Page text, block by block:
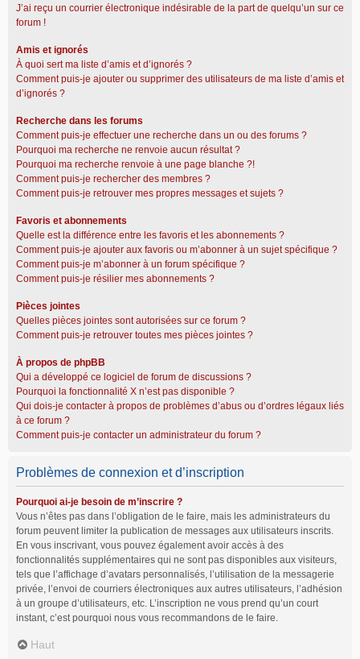
J’ai reçu un courrier électronique indésirable de la part de quelqu’un sur ce
forum !
Amis et ignorés
À quoi sert ma liste d’amis et d’ignorés ?
Comment puis-je ajouter ou supprimer des utilisateurs de ma liste d’amis et
d’ignorés ?
Recherche dans les forums
Comment puis-je effectuer une recherche dans un ou des forums ?
Pourquoi ma recherche ne renvoie aucun résultat ?
Pourquoi ma recherche renvoie à une page blanche ?!
Comment puis-je rechercher des membres ?
Comment puis-je retrouver mes propres messages et sujets ?
Favoris et abonnements
Quelle est la différence entre les favoris et les abonnements ?
Comment puis-je ajouter aux favoris ou m’abonner à un sujet spécifique ?
Comment puis-je m’abonner à un forum spécifique ?
Comment puis-je résilier mes abonnements ?
Pièces jointes
Quelles pièces jointes sont autorisées sur ce forum ?
Comment puis-je retrouver toutes mes pièces jointes ?
À propos de phpBB
Qui a développé ce logiciel de forum de discussions ?
Pourquoi la fonctionnalité X n’est pas disponible ?
Qui dois-je contacter à propos de problèmes d’abus ou d’ordres légaux liés
à ce forum ?
Comment puis-je contacter un administrateur du forum ?
Problèmes de connexion et d’inscription
Pourquoi ai-je besoin de m’inscrire ?
Vous n’êtes pas dans l’obligation de le faire, mais les administrateurs du
forum peuvent limiter la publication de messages aux utilisateurs inscrits.
En vous inscrivant, vous pouvez également avoir accès à des
fonctionnalités supplémentaires qui ne sont pas disponibles aux visiteurs,
tels que l’affichage d’avatars personnalisés, l’utilisation de la messagerie
privée, l’envoi de courriers électroniques aux autres utilisateurs, l’adhésion
à un groupe d’utilisateurs, etc. L’inscription ne vous prend qu’un court
instant, c’est pourquoi nous vous recommandons de le faire.
Haut